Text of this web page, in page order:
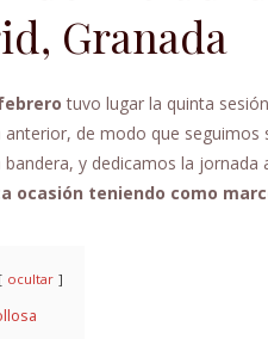
Granada
tuvo lugar la quinta
anterior, de modo que
bandera, y dedicamos la jornada
ocasión teniendo como
ocultar